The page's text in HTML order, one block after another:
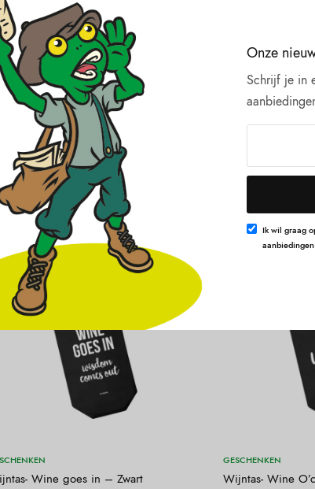
Onze
Schrijf je in
Ik wil graag
aanbiedingen
3,99 euro! Of je nu 1 wenskaartje besteld of 600 t-
Toevoegen aan winkelwagen
Wine goes in – Zwart
Toevoegen
GESCHENKEN
Wijntas- Wine